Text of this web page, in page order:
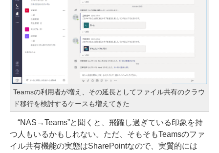
Teamsの利用者が増え、その延長としてファイル共有のクラウ
ド移行を検討するケースも増えてきた
“NAS→Teams”と聞くと、飛躍し過ぎている印象を持
つ人もいるかもしれない。ただ、そもそもTeamsのファ
イル共有機能の実態はSharePointなので、実質的には